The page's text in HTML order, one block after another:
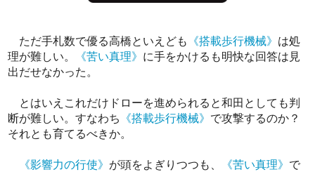
ただ手札数で優る高橋といえども 《搭載歩行機械》 は処
理が難しい。
《苦い真理》 に手をかけるも明快な回答は見
出だせなかった。
とはいえこれだけドローを進められると和田としても判
断が難しい。すなわち 《搭載歩行機械》 で攻撃するのか？
それとも育てるべきか。
《影響力の行使》 が頭をよぎりつつも、 《苦い真理》 で